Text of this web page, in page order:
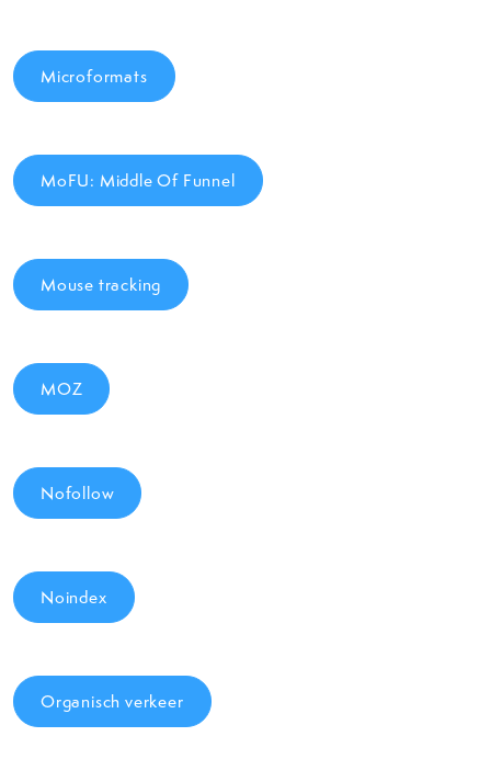
Microformats
MoFU: Middle Of Funnel
Mouse tracking
MOZ
Nofollow
Noindex
Organisch verkeer